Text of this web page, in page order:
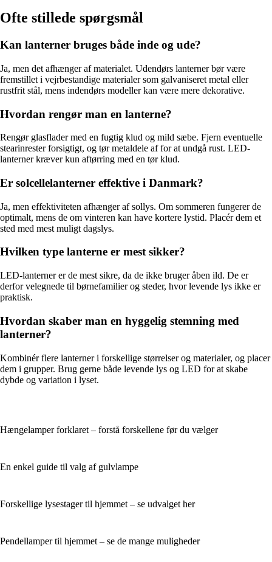
Ofte stillede spørgsmål
Kan lanterner bruges både inde og ude?
Ja, men det afhænger af materialet. Udendørs lanterner bør være
fremstillet i vejrbestandige materialer som galvaniseret metal eller
rustfrit stål, mens indendørs modeller kan være mere dekorative.
Hvordan rengør man en lanterne?
Rengør glasflader med en fugtig klud og mild sæbe. Fjern eventuelle
stearinrester forsigtigt, og tør metaldele af for at undgå rust. LED-
lanterner kræver kun aftørring med en tør klud.
Er solcellelanterner effektive i Danmark?
Ja, men effektiviteten afhænger af sollys. Om sommeren fungerer de
optimalt, mens de om vinteren kan have kortere lystid. Placér dem et
sted med mest muligt dagslys.
Hvilken type lanterne er mest sikker?
LED-lanterner er de mest sikre, da de ikke bruger åben ild. De er
derfor velegnede til børnefamilier og steder, hvor levende lys ikke er
praktisk.
Hvordan skaber man en hyggelig stemning med
lanterner?
Kombinér flere lanterner i forskellige størrelser og materialer, og placer
dem i grupper. Brug gerne både levende lys og LED for at skabe
dybde og variation i lyset.
Hængelamper forklaret – forstå forskellene før du vælger
En enkel guide til valg af gulvlampe
Forskellige lysestager til hjemmet – se udvalget her
Pendellamper til hjemmet – se de mange muligheder